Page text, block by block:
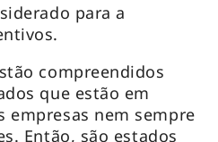
para a
compreendidos
que estão em
empresas nem sempre
Então, são estados